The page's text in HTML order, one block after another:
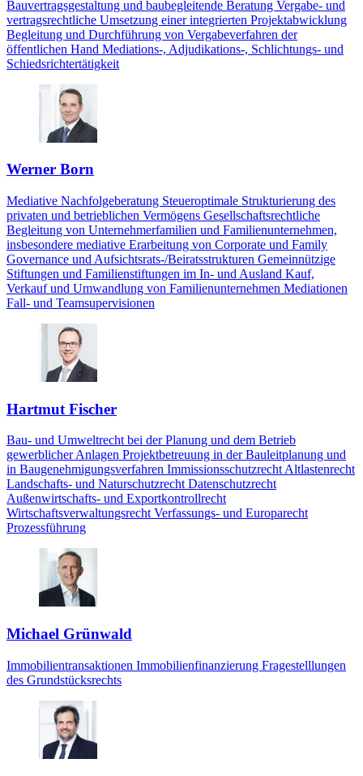
Bauvertragsgestaltung und baubegleitende Beratung Vergabe- und
vertragsrechtliche Umsetzung einer integrierten Projektabwicklung
Begleitung und Durchführung von Vergabeverfahren der
öffentlichen Hand Mediations-, Adjudikations-, Schlichtungs- und
Schiedsrichtertätigkeit
Werner Born
Mediative Nachfolgeberatung Steueroptimale Strukturierung des
privaten und betrieblichen Vermögens Gesellschaftsrechtliche
Begleitung von Unternehmerfamilien und Familienunternehmen,
insbesondere mediative Erarbeitung von Corporate und Family
Governance und Aufsichtsrats-/Beiratsstrukturen Gemeinnützige
Stiftungen und Familienstiftungen im In- und Ausland Kauf,
Verkauf und Umwandlung von Familienunternehmen Mediationen
Fall- und Teamsupervisionen
Hartmut Fischer
Bau- und Umweltrecht bei der Planung und dem Betrieb
gewerblicher Anlagen Projektbetreuung in der Bauleitplanung und
in Baugenehmigungsverfahren Immissionsschutzrecht Altlastenrecht
Landschafts- und Naturschutzrecht Datenschutzrecht
Außenwirtschafts- und Exportkontrollrecht
Wirtschaftsverwaltungsrecht Verfassungs- und Europarecht
Prozessführung
Michael Grünwald
Immobilientransaktionen Immobilienfinanzierung Fragestelllungen
des Grundstücksrechts